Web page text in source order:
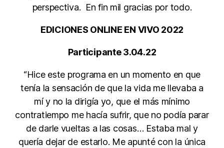
perspectiva. En fin mil gracias por todo.
EDICIONES ONLINE EN VIVO 2022
Participante 3.04.22
“Hice este programa en un momento en que
tenía la sensación de que la vida me llevaba a
mí y no la dirigía yo, que el más mínimo
contratiempo me hacía sufrir, que no podía parar
de darle vueltas a las cosas… Estaba mal y
quería dejar de estarlo. Me apunté con la única